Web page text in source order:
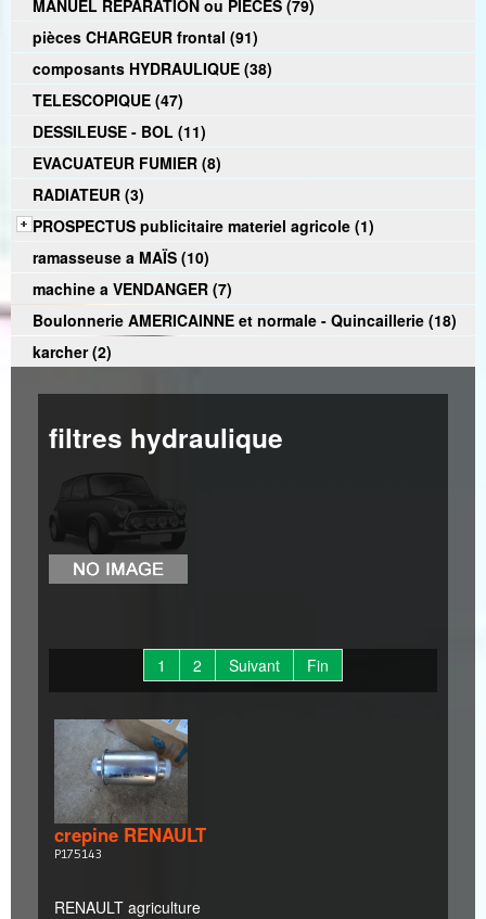
MANUEL REPARATION ou PIECES (79)
pièces CHARGEUR frontal (91)
composants HYDRAULIQUE (38)
TELESCOPIQUE (47)
DESSILEUSE - BOL (11)
EVACUATEUR FUMIER (8)
RADIATEUR (3)
PROSPECTUS publicitaire materiel agricole (1)
ramasseuse a MAÏS (10)
machine a VENDANGER (7)
Boulonnerie AMERICAINNE et normale - Quincaillerie (18)
karcher (2)
filtres hydraulique
1 2 Suivant Fin
crepine RENAULT
P175143
RENAULT agriculture